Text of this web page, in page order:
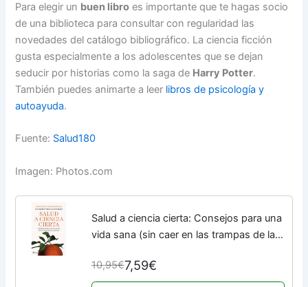
Para elegir un buen libro es importante que te hagas socio
de una biblioteca para consultar con regularidad las
novedades del catálogo bibliográfico. La ciencia ficción
gusta especialmente a los adolescentes que se dejan
seducir por historias como la saga de Harry Potter.
También puedes animarte a leer libros de psicología y
autoayuda.
Fuente: Salud180
Imagen: Photos.com
Salud a ciencia cierta: Consejos para una
vida sana (sin caer en las trampas de la
10,95€7,59€